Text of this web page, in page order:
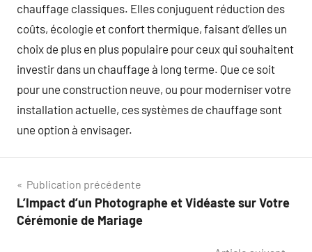
chauffage classiques. Elles conjuguent réduction des
coûts, écologie et confort thermique, faisant d’elles un
choix de plus en plus populaire pour ceux qui souhaitent
investir dans un chauffage à long terme. Que ce soit
pour une construction neuve, ou pour moderniser votre
installation actuelle, ces systèmes de chauffage sont
une option à envisager.
Navigation
de
Publication précédente
L’Impact d’un Photographe et Vidéaste sur Votre
Cérémonie de Mariage